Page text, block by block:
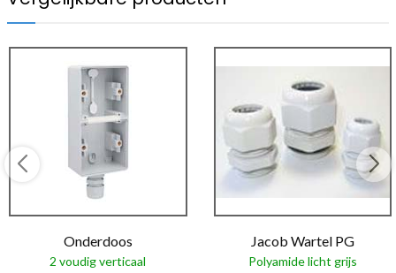
Onderdoos
2 voudig verticaal
Jacob Wartel PG
Polyamide licht grijs